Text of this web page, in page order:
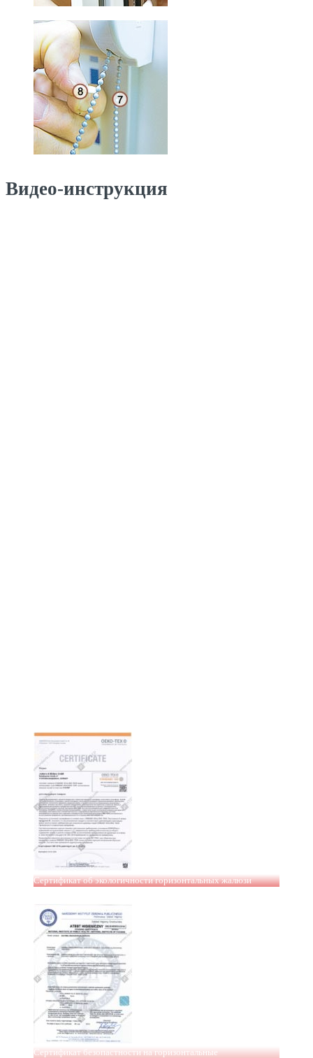
Видео-инструкция
Сертификат об экологичности горизонтальных жалюзи
Сертификат безопастности на горизонтальные